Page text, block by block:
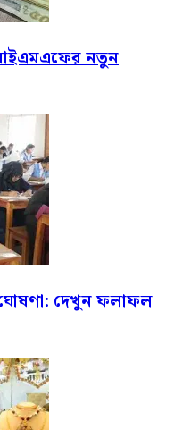
আইএমএফের নতুন
দেখুন ফলাফল